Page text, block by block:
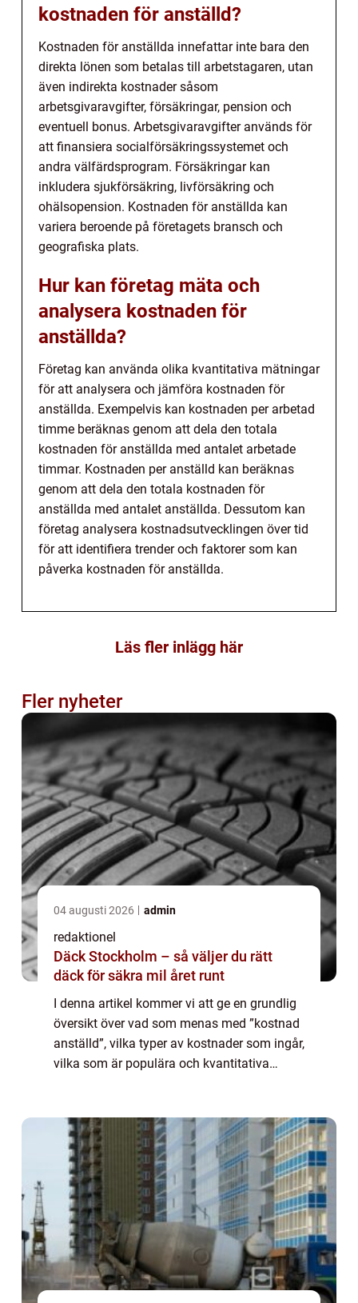
kostnaden för anställd?
Kostnaden för anställda innefattar inte bara den
direkta lönen som betalas till arbetstagaren, utan
även indirekta kostnader såsom
arbetsgivaravgifter, försäkringar, pension och
eventuell bonus. Arbetsgivaravgifter används för
att finansiera socialförsäkringssystemet och
andra välfärdsprogram. Försäkringar kan
inkludera sjukförsäkring, livförsäkring och
ohälsopension. Kostnaden för anställda kan
variera beroende på företagets bransch och
geografiska plats.
Hur kan företag mäta och
analysera kostnaden för
anställda?
Företag kan använda olika kvantitativa mätningar
för att analysera och jämföra kostnaden för
anställda. Exempelvis kan kostnaden per arbetad
timme beräknas genom att dela den totala
kostnaden för anställda med antalet arbetade
timmar. Kostnaden per anställd kan beräknas
genom att dela den totala kostnaden för
anställda med antalet anställda. Dessutom kan
företag analysera kostnadsutvecklingen över tid
för att identifiera trender och faktorer som kan
påverka kostnaden för anställda.
Läs fler inlägg här
Fler nyheter
04 augusti 2026 admin
redaktionel
Däck Stockholm – så väljer du rätt
däck för säkra mil året runt
I denna artikel kommer vi att ge en grundlig
översikt över vad som menas med ”kostnad
anställd”, vilka typer av kostnader som ingår,
vilka som är populära och kvantitativa